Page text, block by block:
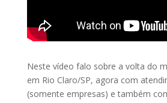
Neste vídeo falo sobre a volta do
em Rio Claro/SP, agora com
(somente empresas) e também